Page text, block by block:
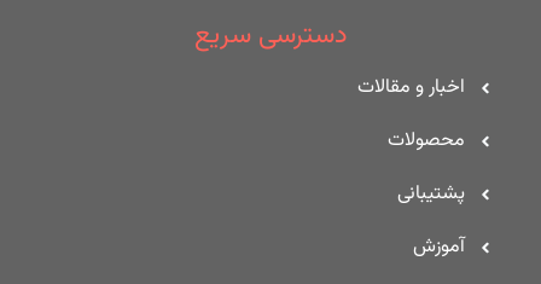
دسترسی سریع
اخبار و مقالات
محصولات
پشتیبانی
آموزش